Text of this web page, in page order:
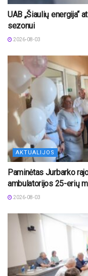
UAB „Šiaulių energija“
sezonui
2026-08-03
AKTUALIJOS
Paminėtas Jurbarko
ambulatorijos 25-erių
2026-08-03